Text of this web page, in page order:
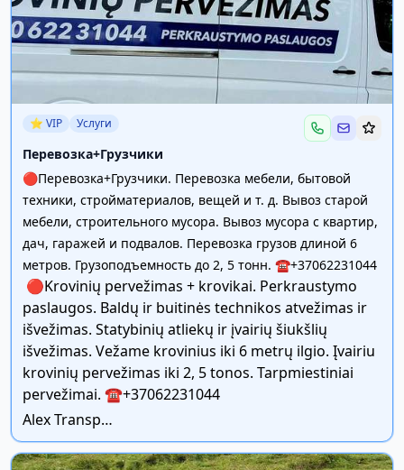
⭐ VIP Услуги
Перевозка+Грузчики
🔴Перевозка+Грузчики. Перевозка мебели, бытовой
техники, стройматериалов, вещей и т. д. Вывоз старой
мебели, строительного мусора. Вывоз мусора с квартир,
дач, гаражей и подвалов. Перевозка грузов длиной 6
метров. Грузоподъемность до 2, 5 тонн. ☎️+37062231044
🔴Krovinių pervežimas + krovikai. Perkraustymo
paslaugos. Baldų ir buitinės technikos atvežimas ir
išvežimas. Statybinių atliekų ir įvairių šiukšlių
išvežimas. Vežame krovinius iki 6 metrų ilgio. Įvairiu
krovinių pervežimas iki 2, 5 tonos. Tarpmiestiniai
pervežimai. ☎️+37062231044
Alex Transport